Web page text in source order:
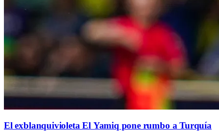
El exblanquivioleta El Yamiq pone rumbo a Turquía